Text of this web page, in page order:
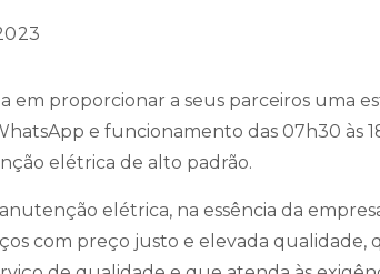
em proporcionar a seus parceiros uma
e funcionamento das 07h30 às
elétrica de alto padrão.
elétrica, na essência da
com preço justo e elevada qualidade,